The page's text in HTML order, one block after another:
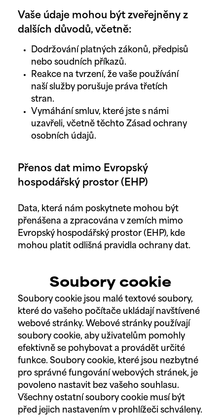
Vaše údaje mohou být zveřejněny z
dalších důvodů, včetně:
Dodržování platných zákonů, předpisů
nebo soudních příkazů.
Reakce na tvrzení, že vaše používání
naší služby porušuje práva třetích
stran.
Vymáhání smluv, které jste s námi
uzavřeli, včetně těchto Zásad ochrany
osobních údajů.
Přenos dat mimo Evropský
hospodářský prostor (EHP)
Data, která nám poskytnete mohou být
přenášena a zpracována v zemích mimo
Evropský hospodářský prostor (EHP), kde
mohou platit odlišná pravidla ochrany dat.
Soubory cookie
Soubory cookie jsou malé textové soubory,
které do vašeho počítače ukládají navštívené
webové stránky. Webové stránky používají
soubory cookie, aby uživatelům pomohly
efektivně se pohybovat a provádět určité
funkce. Soubory cookie, které jsou nezbytné
pro správné fungování webových stránek, je
povoleno nastavit bez vašeho souhlasu.
Všechny ostatní soubory cookie musí být
před jejich nastavením v prohlížeči schváleny.